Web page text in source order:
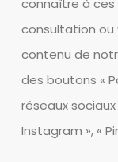
consultation ou
contenu de
des boutons «
réseaux sociaux
Instagram », «